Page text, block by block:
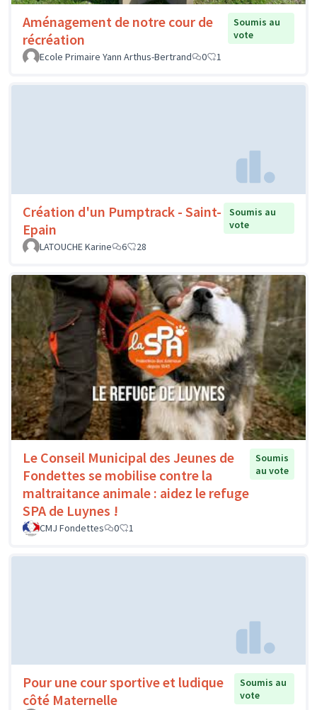
Aménagement de notre cour de
récréation
Soumis au
vote
Ecole Primaire Yann Arthus-Bertrand
0 1
Création d'un Pumptrack - Saint-
Epain
Soumis au
vote
LATOUCHE Karine
6 28
Le Conseil Municipal des Jeunes de
Fondettes se mobilise contre la
maltraitance animale : aidez le refuge
SPA de Luynes !
Soumis
au vote
CMJ Fondettes 0 1
Pour une cour sportive et ludique
côté Maternelle
Soumis au
vote